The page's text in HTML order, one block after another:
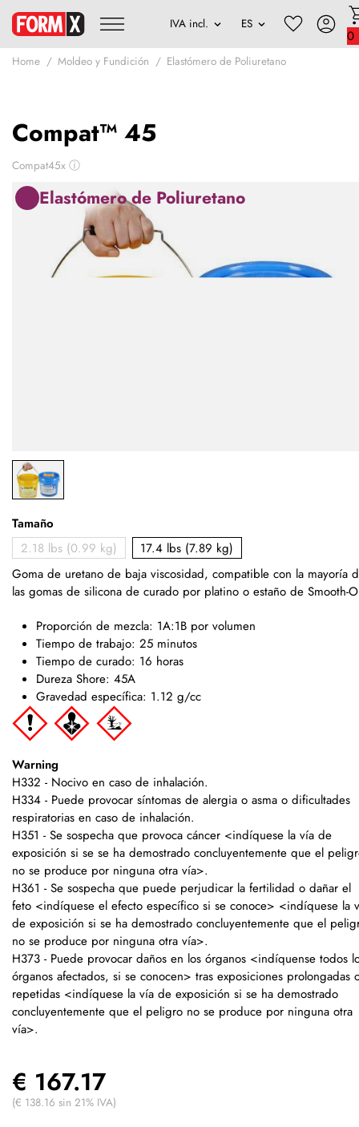
0
Home Moldeo y Fundición Elastómero de Poliuretano
Compat™ 45
Compat45x ⓘ
Elastómero de Poliuretano
Tamaño
2.18 lbs (0.99 kg)
17.4 lbs (7.89 kg)
Goma de uretano de baja viscosidad, compatible con la mayoría
las gomas de silicona de curado por platino o estaño de Smooth-
Proporción de mezcla: 1A:1B por volumen
Tiempo de trabajo: 25 minutos
Tiempo de curado: 16 horas
Dureza Shore: 45A
Gravedad específica: 1.12 g/cc
Warning
H332 - Nocivo en caso de inhalación.
H334 - Puede provocar síntomas de alergia o asma o dificultades
respiratorias en caso de inhalación.
H351 - Se sospecha que provoca cáncer <indíquese la vía de
exposición si se se ha demostrado concluyentemente que el
no se produce por ninguna otra vía>.
H361 - Se sospecha que puede perjudicar la fertilidad o dañar el
feto <indíquese el efecto específico si se conoce> <indíquese la
de exposición si se ha demostrado concluyentemente que el
no se produce por ninguna otra vía>.
H373 - Puede provocar daños en los órganos <indíquense todos
órganos afectados, si se conocen> tras exposiciones prolongadas
repetidas <indíquese la vía de exposición si se ha demostrado
concluyentemente que el peligro no se produce por ninguna otra
vía>.
€ 167.17
(€ 138.16 sin 21% IVA)